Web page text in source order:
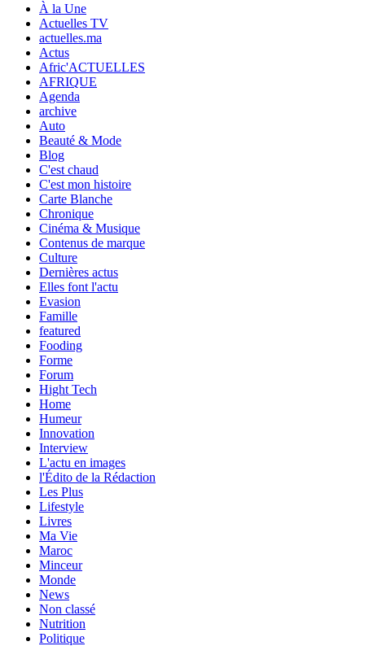
À la Une
Actuelles TV
actuelles.ma
Actus
Afric'ACTUELLES
AFRIQUE
Agenda
archive
Auto
Beauté & Mode
Blog
C'est chaud
C'est mon histoire
Carte Blanche
Chronique
Cinéma & Musique
Contenus de marque
Culture
Dernières actus
Elles font l'actu
Evasion
Famille
featured
Fooding
Forme
Forum
Hight Tech
Home
Humeur
Innovation
Interview
L'actu en images
l'Édito de la Rédaction
Les Plus
Lifestyle
Livres
Ma Vie
Maroc
Minceur
Monde
News
Non classé
Nutrition
Politique